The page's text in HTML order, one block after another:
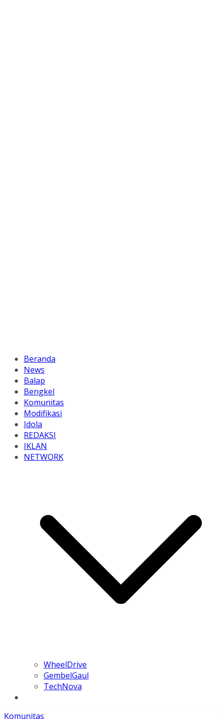
Beranda
News
Balap
Bengkel
Komunitas
Modifikasi
Idola
REDAKSI
IKLAN
NETWORK
WheelDrive
GembelGaul
TechNova
Komunitas